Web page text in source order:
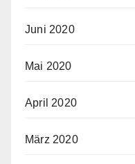
Juni 2020
Mai 2020
April 2020
März 2020